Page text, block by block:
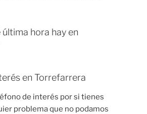
hora hay en
en Torrefarrera
de interés por si tienes
problema que no podamos